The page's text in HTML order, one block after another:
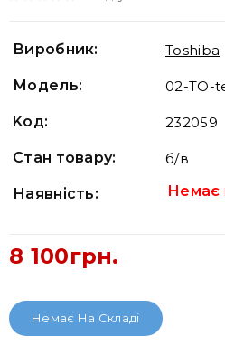
Виробник: Toshiba
Модель: 02-TO-
Koд: 232059
Стан товару: б/в
Наявність: Немає
8 100грн.
Немає На Складі